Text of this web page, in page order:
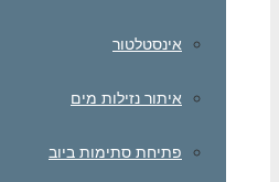
אינסטלטור
איתור נזילות מים
פתיחת סתימות ביוב